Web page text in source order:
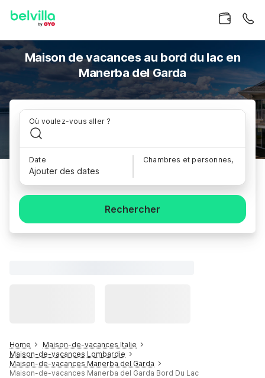
Maison de vacances au bord du lac en
Manerba del Garda
Où voulez-vous aller ?
Date
Ajouter des dates
Chambres et personnes,
Rechercher
Home
Maison-de-vacances Italie
Maison-de-vacances Lombardie
Maison-de-vacances Manerba del Garda
Maison-de-vacances Manerba del Garda Bord Du Lac